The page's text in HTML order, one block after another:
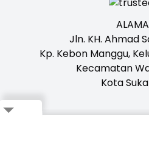
Jln. KH. Ahmad
Kp. Kebon Manggu,
Kecamatan
Kota